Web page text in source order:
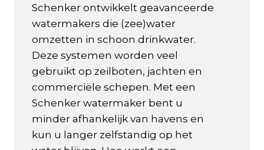
Schenker ontwikkelt geavanceerde
watermakers die (zee)water
omzetten in schoon drinkwater.
Deze systemen worden veel
gebruikt op zeilboten, jachten en
commerciële schepen. Met een
Schenker watermaker bent u
minder afhankelijk van havens en
kun u langer zelfstandig op het